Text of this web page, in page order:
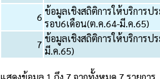
6 ข้อมูลเชิงสถิติการให้บริการ
รอบ6เดือน(ต.ค.64-มี.ค.65)
7 ข้อมูลเชิงสถิติการให้บริการ
มี.ค.65)